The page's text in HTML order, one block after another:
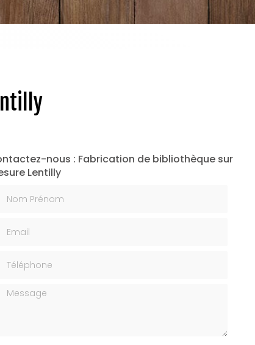
nous : Fabrication de bibliothèque sur
Lentilly
Message